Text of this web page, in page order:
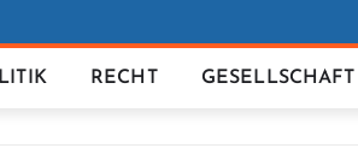
RECHT GESELLSCHAFT